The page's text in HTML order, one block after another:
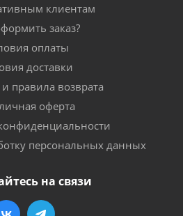
клиентам
заказ?
оплаты
доставки
правила возврата
оферта
персональных данных
на связи